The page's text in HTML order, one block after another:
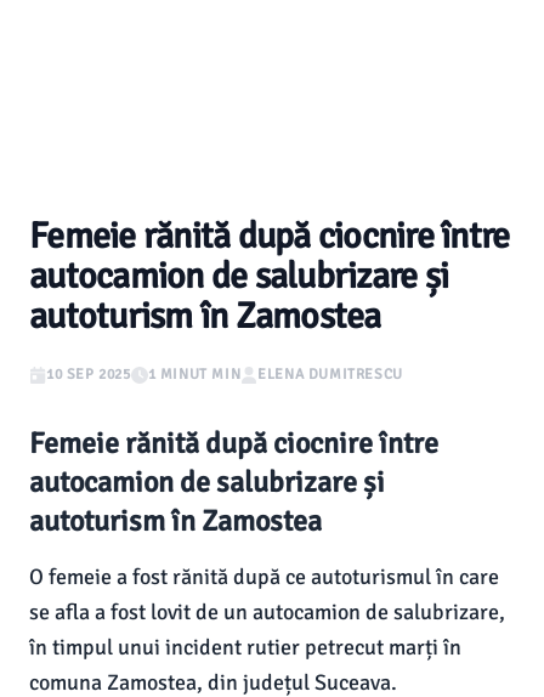
Femeie rănită după ciocnire între
autocamion de salubrizare și
autoturism în Zamostea
10 SEP 2025 1 MINUT MIN ELENA DUMITRESCU
Femeie rănită după ciocnire între
autocamion de salubrizare și
autoturism în Zamostea
O femeie a fost rănită după ce autoturismul în care
se afla a fost lovit de un autocamion de salubrizare,
în timpul unui incident rutier petrecut marți în
comuna Zamostea, din județul Suceava.